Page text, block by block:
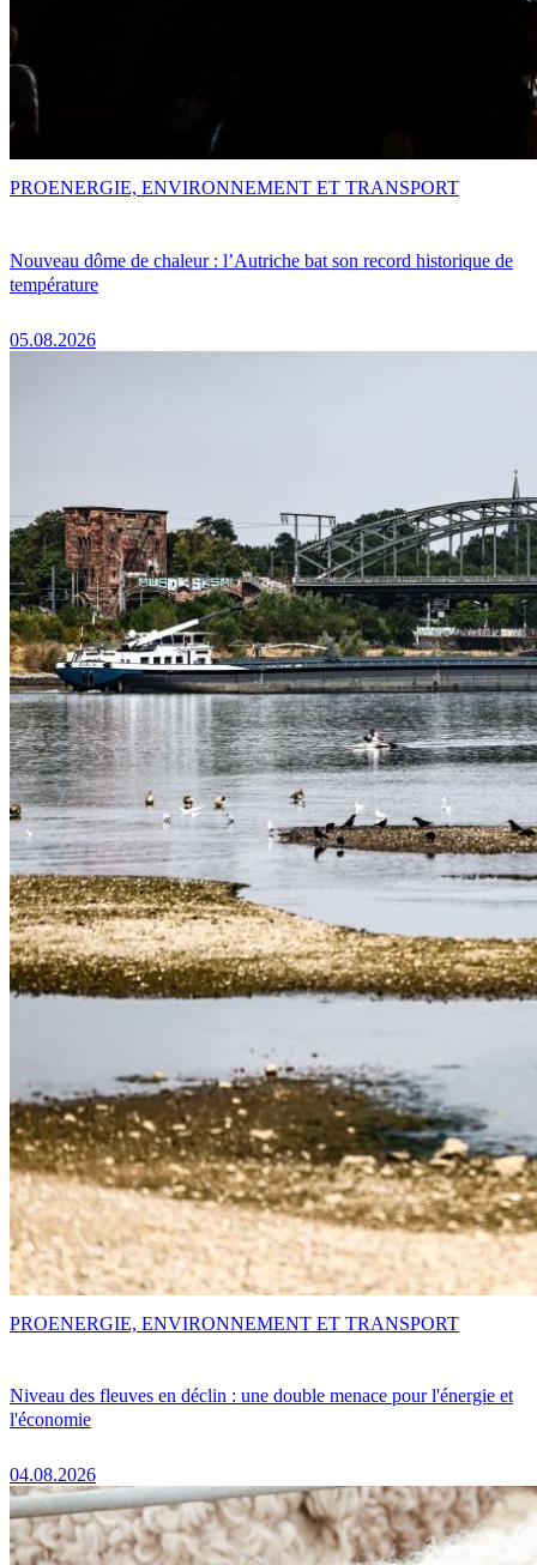
Nouveau dôme de chaleur : l’Autriche bat son record historique de
température
05.08.2026
PROENERGIE, ENVIRONNEMENT ET TRANSPORT
Niveau des fleuves en déclin : une double menace pour l'énergie et
l'économie
04.08.2026
PROENERGIE, ENVIRONNEMENT ET TRANSPORT